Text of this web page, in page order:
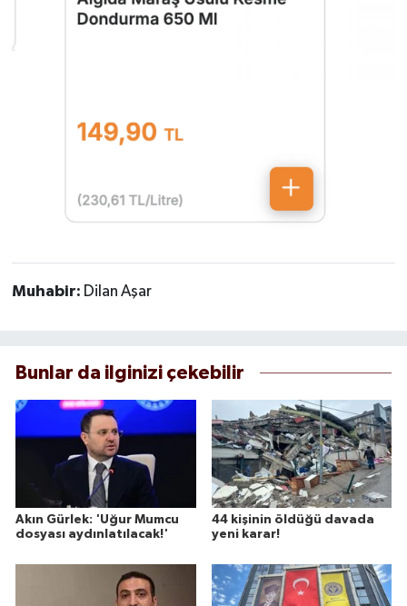
Muhabir: Dilan Aşar
Bunlar da ilginizi çekebilir
Akın Gürlek: 'Uğur Mumcu
dosyası aydınlatılacak!'
44 kişinin öldüğü davada
yeni karar!